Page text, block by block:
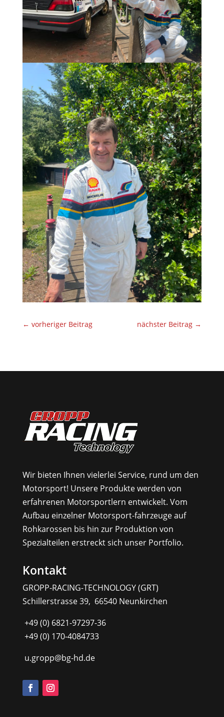
← vorheriger Beitrag nächster Beitrag →
Wir bieten Ihnen vielerlei Service, rund um den
Motorsport! Unsere Produkte werden von
erfahrenen Motorsportlern entwickelt. Vom
Aufbau einzelner Motorsport-fahrzeuge auf
Rohkarossen bis hin zur Produktion von
Spezialteilen erstreckt sich unser Portfolio.
Kontakt
GROPP-RACING-TECHNOLOGY (GRT)
Schillerstrasse 39, 66540 Neunkirchen
+49 (0) 6821-97297-36
+49 (0) 170-4084733
u.gropp@bg-hd.de